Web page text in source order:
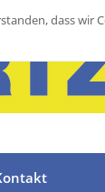
dass wir